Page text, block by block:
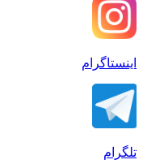
اینستاگرام
تلگرام